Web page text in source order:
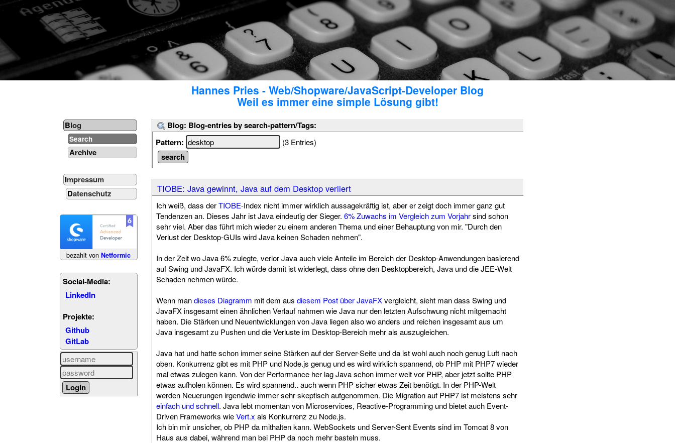
Hannes Pries - Web/Shopware/JavaScript-Developer Blog
Weil es immer eine simple Lösung gibt!
Blog
Search
Archive
Impressum
Datenschutz
bezahlt vonNetformic
Social-Media:
LinkedIn
Projekte:
Github
GitLab
Blog: Blog-entries by search-pattern/Tags:
Pattern:
(3 Entries)
TIOBE: Java gewinnt, Java auf dem Desktop verliert
Ich weiß, dass derTIOBE-Index nicht immer wirklich aussagekräftig ist, aber er zeigt doch immer ganz gut
Tendenzen an. Dieses Jahr ist Java eindeutig der Sieger. 6% Zuwachs im Vergleich zum Vorjahrsind schon
sehr viel. Aber das führt mich wieder zu einem anderen Thema und einer Behauptung von mir. "Durch den
Verlust der Desktop-GUIs wird Java keinen Schaden nehmen".
In der Zeit wo Java 6% zulegte, verlor Java auch viele Anteile im Bereich der Desktop-Anwendungen basierend
auf Swing und JavaFX. Ich würde damit ist widerlegt, dass ohne den Desktopbereich, Java und die JEE-Welt
Schaden nehmen würde.
Wenn mandieses Diagramm mit dem aus diesem Post über JavaFXvergleicht, sieht man dass Swing und
JavaFX insgesamt einen ähnlichen Verlauf nahmen wie Java nur den letzten Aufschwung nicht mitgemacht
haben. Die Stärken und Neuentwicklungen von Java liegen also wo anders und reichen insgesamt aus um
Java insgesamt zu Pushen und die Verluste im Desktop-Bereich mehr als auszugleichen.
Java hat und hatte schon immer seine Stärken auf der Server-Seite und da ist wohl auch noch genug Luft nach
oben. Konkurrenz gibt es mit PHP und Node.js genug und es wird wirklich spannend, ob PHP mit PHP7 wieder
mal etwas zulegen kann. Von der Performance her lag Java schon immer weit vor PHP, aber jetzt sollte PHP
etwas aufholen können. Es wird spannend.. auch wenn PHP sicher etwas Zeit benötigt. In der PHP-Welt
werden Neuerungen irgendwie immer sehr skeptisch aufgenommen. Die Migration auf PHP7 ist meistens sehr
einfach und schnell. Java lebt momentan von Microservices, Reactive-Programming und bietet auch Event-
Driven Frameworks wieVert.x als Konkurrenz zu Node.js.
Ich bin mir unsicher, ob PHP da mithalten kann. WebSockets und Server-Sent Events sind im Tomcat 8 von
Haus aus dabei, während man bei PHP da noch mehr basteln muss.